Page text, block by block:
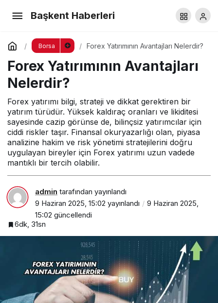
Başkent Haberleri
Borsa Forex Yatırımının Avantajları Nelerdir?
Forex Yatırımının Avantajları
Nelerdir?
Forex yatırımı bilgi, strateji ve dikkat gerektiren bir
yatırım türüdür. Yüksek kaldıraç oranları ve likiditesi
sayesinde cazip görünse de, bilinçsiz yatırımcılar için
ciddi riskler taşır. Finansal okuryazarlığı olan, piyasa
analizine hakim ve risk yönetimi stratejilerini doğru
uygulayan bireyler için Forex yatırımı uzun vadede
mantıklı bir tercih olabilir.
admin tarafından yayınlandı
9 Haziran 2025, 15:02 yayınlandı
9 Haziran 2025,
15:02 güncellendi
6dk, 31sn
Borsada İşlem Ücreti Var mı?
Yorum Yap